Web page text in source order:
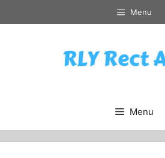
to
Menu
Menu